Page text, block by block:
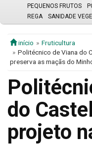
PEQUENOS FRUTOS
REGA
SANIDADE
início
Fruticultura
Politécnico de Viana do
preserva as maçãs do
do
projeto